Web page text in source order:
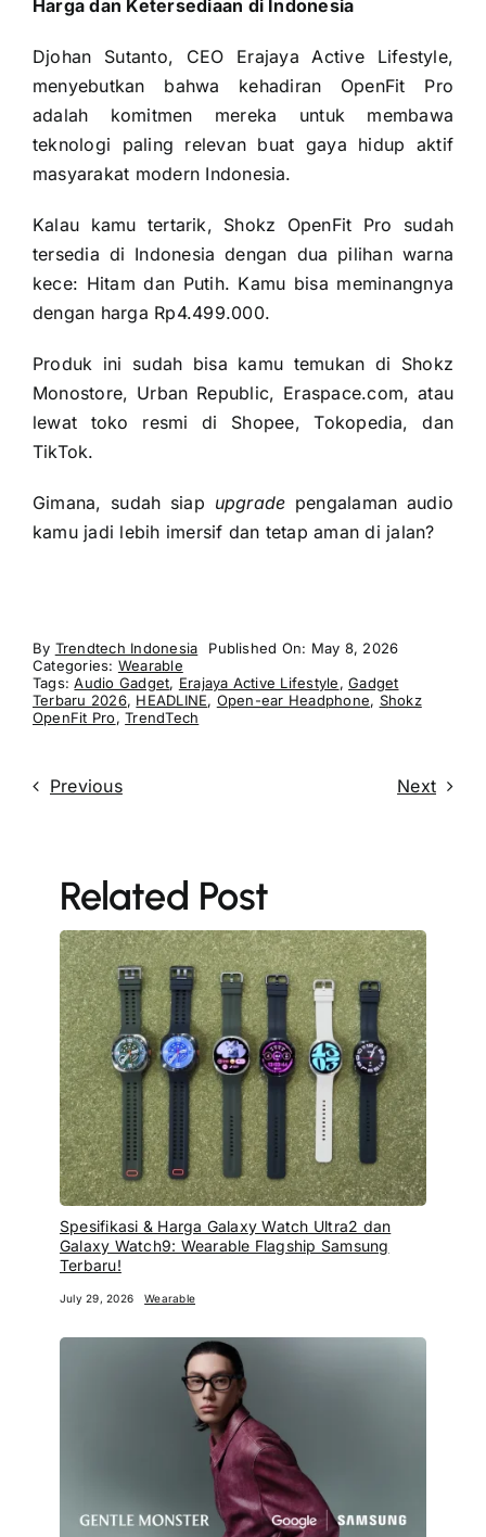
Harga dan Ketersediaan di Indonesia
Djohan Sutanto, CEO Erajaya Active Lifestyle,
menyebutkan bahwa kehadiran OpenFit Pro
adalah komitmen mereka untuk membawa
teknologi paling relevan buat gaya hidup aktif
masyarakat modern Indonesia.
Kalau kamu tertarik, Shokz OpenFit Pro sudah
tersedia di Indonesia dengan dua pilihan warna
kece: Hitam dan Putih. Kamu bisa meminangnya
dengan harga Rp4.499.000.
Produk ini sudah bisa kamu temukan di Shokz
Monostore, Urban Republic, Eraspace.com, atau
lewat toko resmi di Shopee, Tokopedia, dan
TikTok.
Gimana, sudah siap upgrade pengalaman audio
kamu jadi lebih imersif dan tetap aman di jalan?
By Trendtech Indonesia
Published On: May 8, 2026
Categories: Wearable
Tags:Audio Gadget, Erajaya Active Lifestyle,Gadget
Terbaru 2026, HEADLINE, Open-ear Headphone, Shokz
OpenFit Pro,TrendTech
Previous Next
Related Post
Spesifikasi & Harga Galaxy Watch Ultra2 dan
Galaxy Watch9: Wearable Flagship Samsung
Terbaru!
July 29, 2026 Wearable